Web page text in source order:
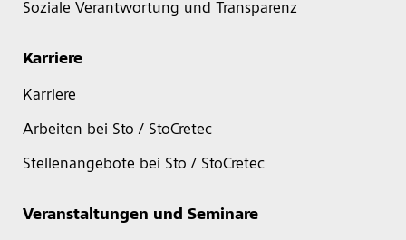
Soziale Verantwortung und Transparenz
Karriere
Karriere
Arbeiten bei Sto / StoCretec
Stellenangebote bei Sto / StoCretec
Veranstaltungen und Seminare